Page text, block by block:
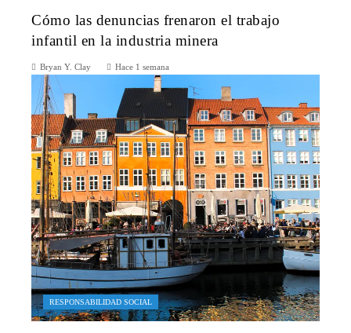
Cómo las denuncias frenaron el trabajo
infantil en la industria minera
Bryan Y. Clay Hace 1 semana
RESPONSABILIDAD SOCIAL